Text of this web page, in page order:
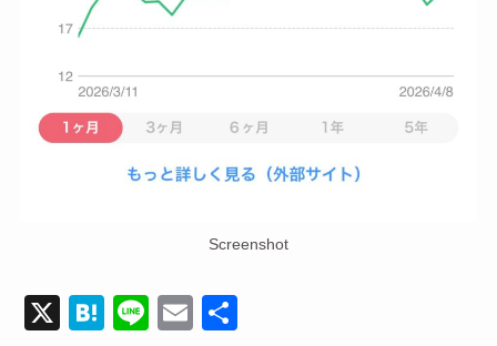
Screenshot
X
H
Li
E